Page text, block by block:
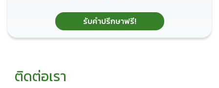
รับคำปรึกษาฟรี!
ติดต่อเรา